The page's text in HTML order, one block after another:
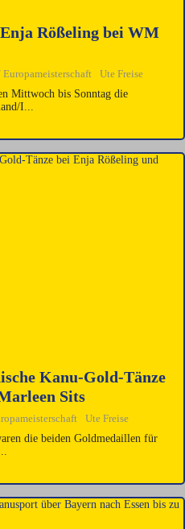
Rößeling bei WM
Ute Freise
Mittwoch bis Sonntag die
I...
Kanu-Gold-Tänze
Sits
Ute Freise
die beiden Goldmedaillen für